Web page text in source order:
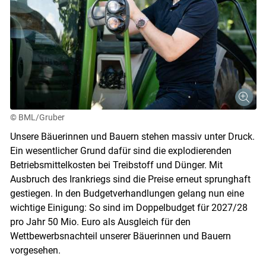
© BML/Gruber
Unsere Bäuerinnen und Bauern stehen massiv unter Druck.
Ein wesentlicher Grund dafür sind die explodierenden
Betriebsmittelkosten bei Treibstoff und Dünger. Mit
Ausbruch des Irankriegs sind die Preise erneut sprunghaft
gestiegen. In den Budgetverhandlungen gelang nun eine
wichtige Einigung: So sind im Doppelbudget für 2027/28
pro Jahr 50 Mio. Euro als Ausgleich für den
Wettbewerbsnachteil unserer Bäuerinnen und Bauern
vorgesehen.